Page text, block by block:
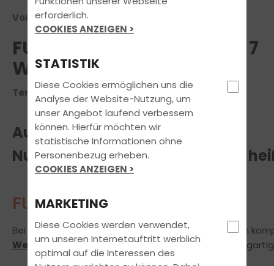
Voraussichtlicher Termin am 04.11.2026
FUN LEARN KURS THEORIE 7
WERKTAGE
Termin ab dem 04.11.2026
Aufgepasst!
Nur bei traffic!- die Fahrschule
FUN LEARN- Lernen mit Spaß!
Bei uns erhalten alle Fahrschüler die Möglichkeit, den
Werktagenzu absolvieren und das nach dem
erforderlich.
COOKIES ANZEIGEN >
STATISTIK
Diese Cookies ermöglichen uns die
Analyse der Website-Nutzung, um
unser Angebot laufend verbessern
können. Hierfür möchten wir
statistische Informationen ohne
Personenbezug erheben.
COOKIES ANZEIGEN >
MARKETING
Diese Cookies werden verwendet,
um unseren Internetauftritt werblich
optimal auf die Interessen des